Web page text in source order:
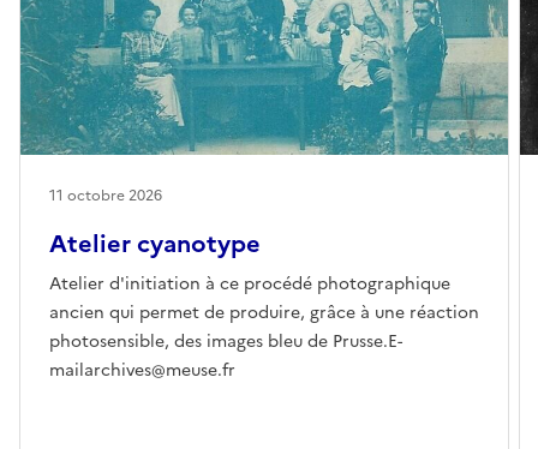
Atelier cyanotype
Atelier d'initiation à ce procédé photographique
ancien qui permet de produire, grâce à une réaction
photosensible, des images bleu de Prusse.E-
mailarchives@meuse.fr
11 octobre 2026